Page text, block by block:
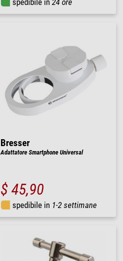
Bresser
Adattatore Smartphone Universal
$ 45,90
spedibile in 1-2 settimane